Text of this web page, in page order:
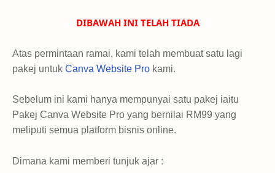
DIBAWAH INI TELAH TIADA
Atas permintaan ramai, kami telah membuat satu lagi
pakej untuk Canva Website Pro kami.
Sebelum ini kami hanya mempunyai satu pakej iaitu
Pakej Canva Website Pro yang bernilai RM99 yang
meliputi semua platform bisnis online.
Dimana kami memberi tunjuk ajar :